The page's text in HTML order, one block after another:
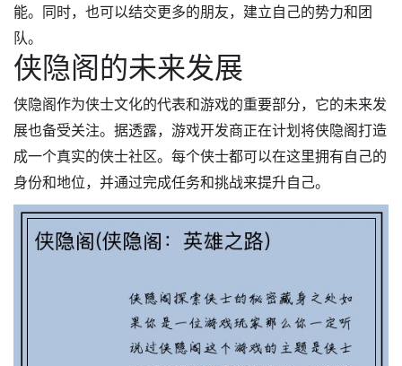
能。同时，也可以结交更多的朋友，建立自己的势力和团
队。
侠隐阁的未来发展
侠隐阁作为侠士文化的代表和游戏的重要部分，它的未来发
展也备受关注。据透露，游戏开发商正在计划将侠隐阁打造
成一个真实的侠士社区。每个侠士都可以在这里拥有自己的
身份和地位，并通过完成任务和挑战来提升自己。